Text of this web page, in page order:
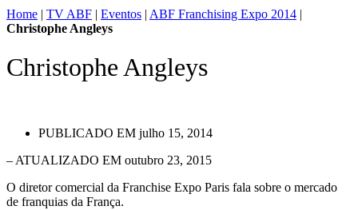
Home | TV ABF | Eventos | ABF Franchising Expo 2014 |
Christophe Angleys
Christophe Angleys
PUBLICADO EM julho 15, 2014
– ATUALIZADO EM outubro 23, 2015
O diretor comercial da Franchise Expo Paris fala sobre o mercado
de franquias da França.